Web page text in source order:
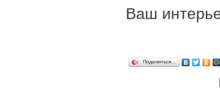
Ваш
Поделиться…